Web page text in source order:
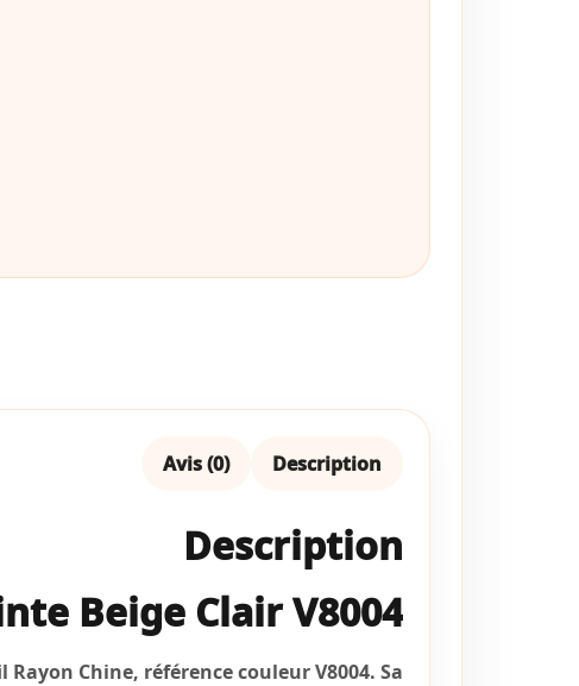
Description
Avis (0)
Description
Beige Clair V8004
Chine, référence couleur V8004. Sa